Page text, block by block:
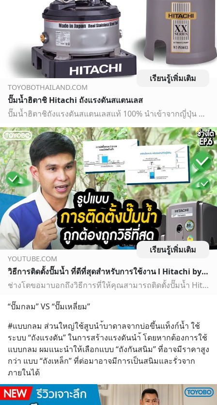
เรียนรู้เพิ่มเติม
TOYOBOTHAILAND.COM
ปั๊มน้ำฮิตาชิ Hitachi ถังแรงดันสแตนเลส
ปั๊มน้ำฮิตาชิถังแรงดันสแตนเลสแท้ 100% นำเข้าจากญี่ปุ่น ขึ้นรูปโดยวิธีการ Rolling ไร้รอยเชื่อมต่อ ปลอดภัย ทนทาน ไม่เป็นสนิม ทำงานตามจังหวะเปิด-ปิดของก๊อกน้ำ
เรียนรู้เพิ่มเติม
YOUTUBE.COM
วิธีการติดตั้งปั๊มน้ำ ที่ดีที่สุดสำหรับการใช้งาน l Hitachi by Toyobo (Thailand)
ช่างโตขอมาบอกถึงวิธีการที่ให้คุณสามารถติดตั้งปั๊มน้ำ Hitachi ได้ถูกต้อง และ ถูกวิธีที่สุด เพื่อให้ปั๊มน้ำสามารถทำงานได้อย่างเต็มประสิทธิภาพ จะเป็นยังไงบ้าง ไ...
“ปั๊มกลม” VS “ปั๊มเหลี่ยม”
#แบบกลม ส่วนใหญ่ใช้สูบนำ้บาดาลจากบ่อขึ้นแท็งก์น้ำ ใช้
ระบบ “ถังแรงดัน” ในการสร้างแรงดันนำ้ โดยหากต้องการใช้
แบบกลม ผมแนะนำให้เลือกแบบ “ถังกันสนิม” ที่อาจมีราคาสูง
กว่า แบบ “ถังเหล็ก” ที่ต่อมาอาจมีการเป็นสนิมและรั่วจาก
ภายในได้